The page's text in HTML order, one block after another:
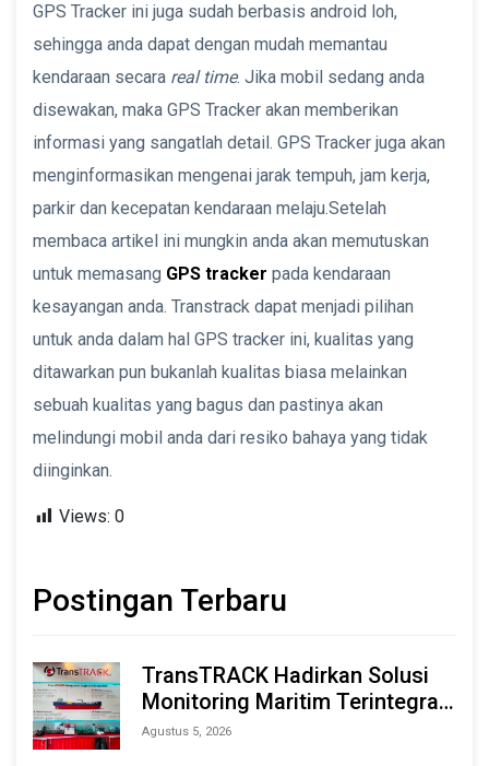
GPS Tracker ini juga sudah berbasis android loh,
sehingga anda dapat dengan mudah memantau
kendaraan secara real time. Jika mobil sedang anda
disewakan, maka GPS Tracker akan memberikan
informasi yang sangatlah detail. GPS Tracker juga akan
menginformasikan mengenai jarak tempuh, jam kerja,
parkir dan kecepatan kendaraan melaju.Setelah
membaca artikel ini mungkin anda akan memutuskan
untuk memasang GPS tracker pada kendaraan
kesayangan anda. Transtrack dapat menjadi pilihan
untuk anda dalam hal GPS tracker ini, kualitas yang
ditawarkan pun bukanlah kualitas biasa melainkan
sebuah kualitas yang bagus dan pastinya akan
melindungi mobil anda dari resiko bahaya yang tidak
diinginkan.
Views: 0
Postingan Terbaru
TransTRACK Hadirkan Solusi
Monitoring Maritim Terintegrasi
Berbasis AI & IoT di Indonesia
Agustus 5, 2026